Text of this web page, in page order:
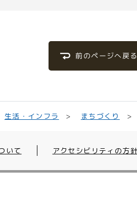
前のページへ戻る
生活・インフラ まちづくり
いて アクセシビリティの方